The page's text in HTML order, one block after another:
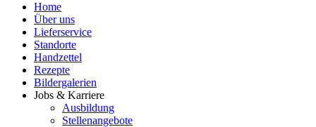
Home
Über uns
Lieferservice
Standorte
Handzettel
Rezepte
Bildergalerien
Jobs & Karriere
Ausbildung
Stellenangebote